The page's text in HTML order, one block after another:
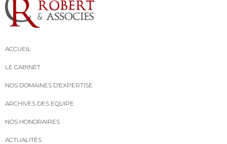
ACCUEIL
LE CABINET
NOS DOMAINES D’EXPERTISE
ARCHIVES DES EQUIPE
NOS HONORAIRES
ACTUALITÉS